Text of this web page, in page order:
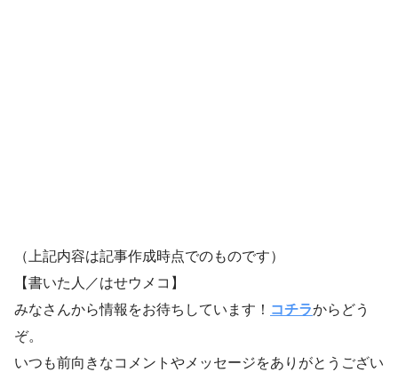
（上記内容は記事作成時点でのものです）
【書いた人／はせウメコ】
みなさんから情報をお待ちしています！ コチラからどう
ぞ。
いつも前向きなコメントやメッセージをありがとうござい